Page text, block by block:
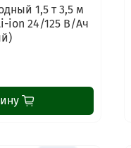
1,5 т 3,5 м
ion 24/125 В/Ач